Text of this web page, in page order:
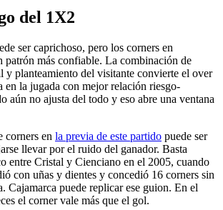
del 1X2
ser caprichoso, pero los corners en
patrón más confiable. La combinación de
y planteamiento del visitante convierte el over
en la jugada con mejor relación riesgo-
aún no ajusta del todo y eso abre una ventana
corners en la previa de este partido puede ser
llevar por el ruido del ganador. Basta
entre Cristal y Cienciano en el 2005, cuando
con uñas y dientes y concedió 16 corners sin
Cajamarca puede replicar ese guion. En el
el corner vale más que el gol.